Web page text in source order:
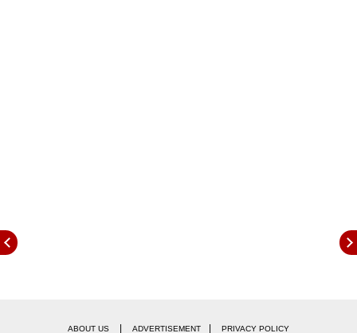
ABOUT US ADVERTISEMENT PRIVACY POLICY